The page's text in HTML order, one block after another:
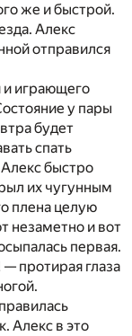
же и быстрой.
Алекс
отправился
и играющего
у пары
будет
спать
быстро
их чугунным
плена целую
незаметно и вот
первая.
протирая глаза
Алекс в это